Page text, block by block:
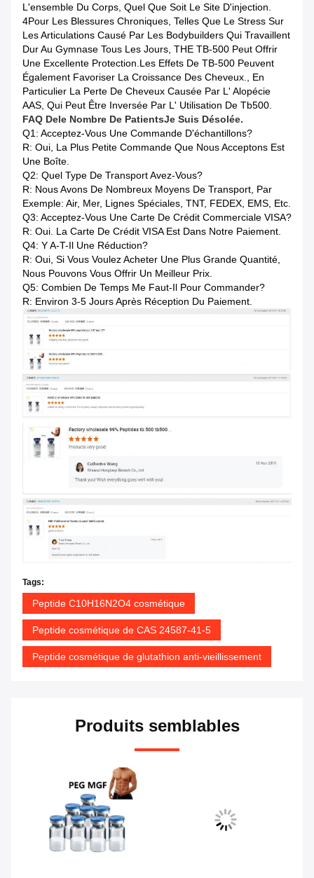
L'ensemble Du Corps, Quel Que Soit Le Site D'injection.
4Pour Les Blessures Chroniques, Telles Que Le Stress Sur
Les Articulations Causé Par Les Bodybuilders Qui Travaillent
Dur Au Gymnase Tous Les Jours, THE TB-500 Peut Offrir
Une Excellente Protection.Les Effets De TB-500 Peuvent
Également Favoriser La Croissance Des Cheveux., En
Particulier La Perte De Cheveux Causée Par L' Alopécie
AAS, Qui Peut Être Inversée Par L' Utilisation De Tb500.
FAQ DeLe Nombre De PatientsJe Suis Désolée.
Q1: Acceptez-Vous Une Commande D'échantillons?
R: Oui, La Plus Petite Commande Que Nous Acceptons Est
Une Boîte.
Q2: Quel Type De Transport Avez-Vous?
R: Nous Avons De Nombreux Moyens De Transport, Par
Exemple: Air, Mer, Lignes Spéciales, TNT, FEDEX, EMS, Etc.
Q3: Acceptez-Vous Une Carte De Crédit Commerciale VISA?
R: Oui. La Carte De Crédit VISA Est Dans Notre Paiement.
Q4: Y A-T-Il Une Réduction?
R: Oui, Si Vous Voulez Acheter Une Plus Grande Quantité,
Nous Pouvons Vous Offrir Un Meilleur Prix.
Q5: Combien De Temps Me Faut-Il Pour Commander?
R: Environ 3-5 Jours Après Réception Du Paiement.
Tags:
Peptide C10H16N2O4 cosmétique
Peptide cosmétique de CAS 24587-41-5
Peptide cosmétique de glutathion anti-vieillissement
Produits semblables